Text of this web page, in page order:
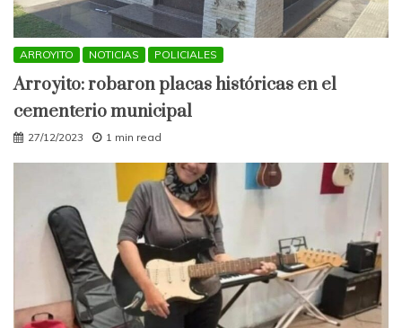
ARROYITO NOTICIAS POLICIALES
Arroyito: robaron placas históricas en el
cementerio municipal
27/12/2023 1 min read